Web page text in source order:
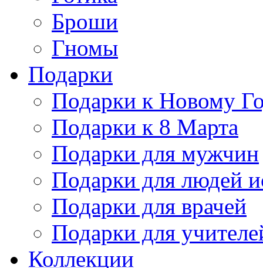
Броши
Гномы
Подарки
Подарки к Новому
Подарки к 8 Марта
Подарки для мужчин
Подарки для людей
Подарки для врачей
Подарки для
Коллекции